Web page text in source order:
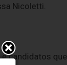
Nicoletti.
candidatos que